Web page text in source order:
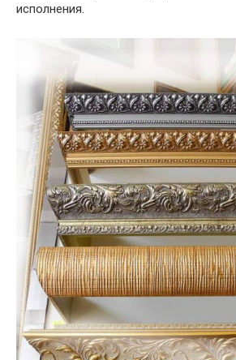
исполнения.